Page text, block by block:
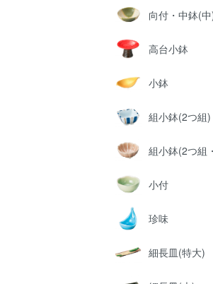
向付・中鉢(
高台小鉢
小鉢
組小鉢(2つ組)
組小鉢(2つ組
小付
珍味
細長皿(特大)